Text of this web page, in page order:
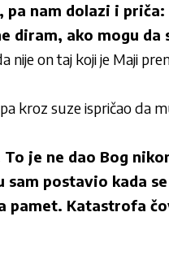
nam dolazi i
diram, ako mogu da
nije on taj koji je Maji
kroz suze ispričao da
je ne dao Bog
postavio kada
pamet. Katastrofa